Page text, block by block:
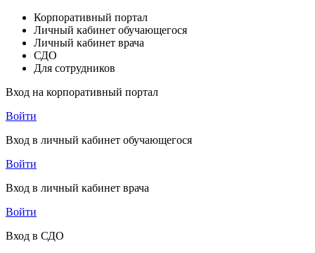
Корпоративный портал
Личный кабинет обучающегося
Личный кабинет врача
СДО
Для сотрудников
Вход на корпоративный портал
Войти
Вход в личный кабинет обучающегося
Войти
Вход в личный кабинет врача
Войти
Вход в СДО